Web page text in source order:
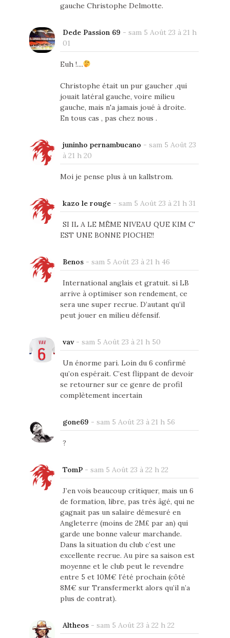
gauche Christophe Delmotte.
Dede Passion 69 - sam 5 Août 23 à 21 h
01
Euh !....
Christophe était un pur gaucher ,qui
jouait latéral gauche, voire milieu
gauche, mais n'a jamais joué à droite.
En tous cas , pas chez nous .
juninho pernambucano - sam 5 Août 23
à 21 h 20
Moi je pense plus à un kallstrom.
kazo le rouge- sam 5 Août 23 à 21 h 31
SI IL A LE MËME NIVEAU QUE KIM C'
EST UNE BONNE PIOCHE!!
Benos- sam 5 Août 23 à 21 h 46
International anglais et gratuit. si LB
arrive à optimiser son rendement, ce
sera une super recrue. D’autant qu’il
peut jouer en milieu défensif.
vav- sam 5 Août 23 à 21 h 50
Un énorme pari. Loin du 6 confirmé
qu’on espérait. C’est flippant de devoir
se retourner sur ce genre de profil
complètement incertain
gone69 - sam 5 Août 23 à 21 h 56
?
TomP- sam 5 Août 23 à 22 h 22
J’en vois beaucoup critiquer, mais un 6
de formation, libre, pas très âgé, qui ne
gagnait pas un salaire démesuré en
Angleterre (moins de 2M£ par an) qui
garde une bonne valeur marchande.
Dans la situation du club c’est une
excellente recrue. Au pire sa saison est
moyenne et le club peut le revendre
entre 5 et 10M€ l’été prochain (côté
8M€ sur Transfermerkt alors qu’il n’a
plus de contrat).
Altheos- sam 5 Août 23 à 22 h 22